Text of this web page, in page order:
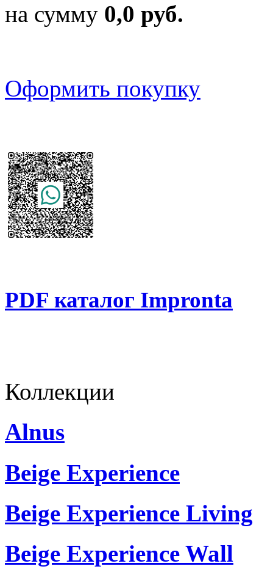
на сумму 0,0 руб.
Оформить покупку
PDF каталог Impronta
Коллекции
Alnus
Beige Experience
Beige Experience Living
Beige Experience Wall